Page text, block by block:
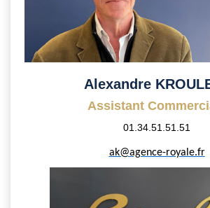
Alexandre
Assistant
01.34.51.51.51
ak@agence-royale.fr